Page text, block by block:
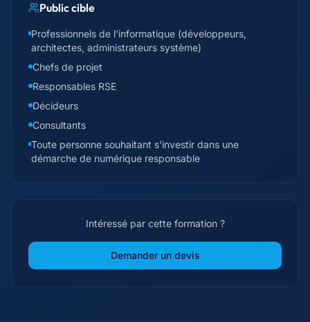
Public cible
Professionnels de l'informatique (développeurs,
architectes, administrateurs système)
Chefs de projet
Responsables RSE
Décideurs
Consultants
Toute personne souhaitant s'investir dans une
démarche de numérique responsable
Intéressé par cette formation ?
Demander un devis